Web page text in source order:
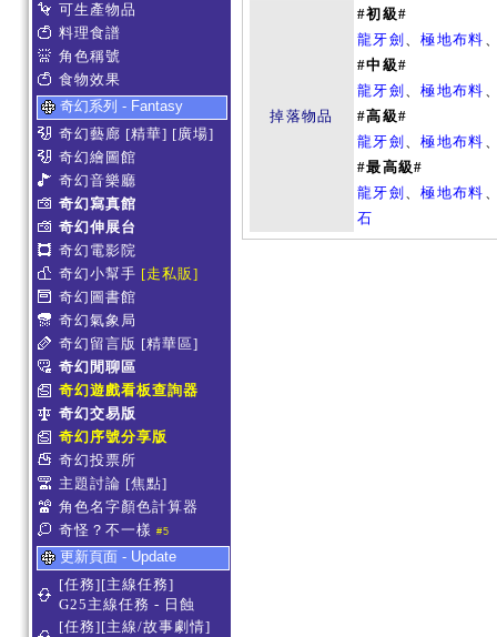
可生產物品
料理食譜
角色稱號
食物效果
奇幻系列 - Fantasy
奇幻藝廊 [精華] [廣場]
奇幻繪圖館
奇幻音樂廳
奇幻寫真館
奇幻伸展台
奇幻電影院
奇幻小幫手 [走私販]
奇幻圖書館
奇幻氣象局
奇幻留言版 [精華區]
奇幻閒聊區
奇幻遊戲看板查詢器
奇幻交易版
奇幻序號分享版
奇幻投票所
主題討論 [焦點]
角色名字顏色計算器
奇怪？不一樣 #5
更新頁面 - Update
[任務][主線任務]
G25主線任務 - 日蝕
[任務][主線/故事劇情]
掉落物品
#初級#
龍牙劍 、極地布料
#中級#
龍牙劍 、極地布料
#高級#
龍牙劍 、極地布料
#最高級#
龍牙劍 、極地布料
石